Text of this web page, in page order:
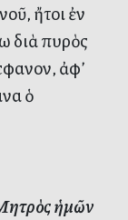
ἤτοι ἐν
διὰ πυρὸς
ἀφ’
ὁ
ἡμῶν